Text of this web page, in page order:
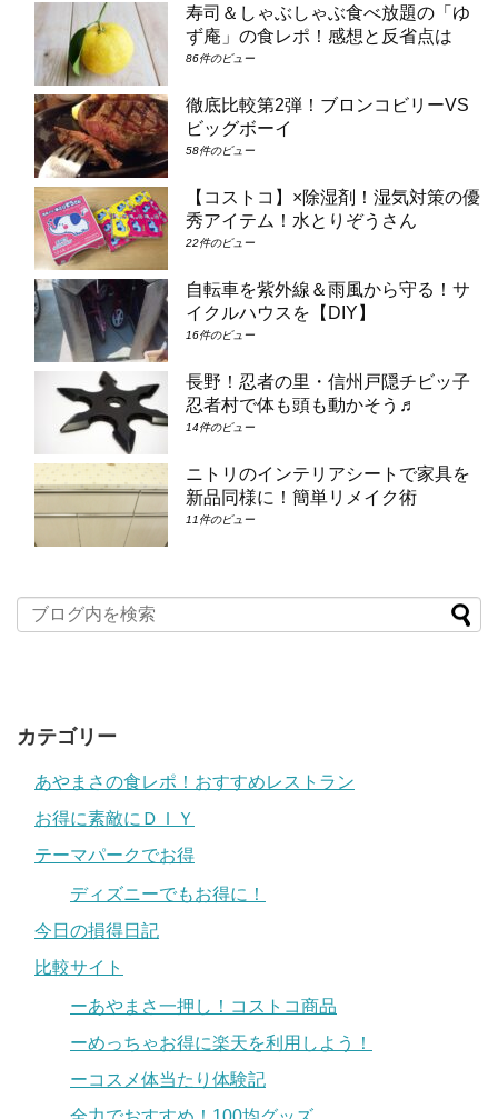
寿司＆しゃぶしゃぶ食べ放題の「ゆ
ず庵」の食レポ！感想と反省点は
86件のビュー
徹底比較第2弾！ブロンコビリーVS
ビッグボーイ
58件のビュー
【コストコ】×除湿剤！湿気対策の優
秀アイテム！水とりぞうさん
22件のビュー
自転車を紫外線＆雨風から守る！サ
イクルハウスを【DIY】
16件のビュー
長野！忍者の里・信州戸隠チビッ子
忍者村で体も頭も動かそう♬
14件のビュー
ニトリのインテリアシートで家具を
新品同様に！簡単リメイク術
11件のビュー
カテゴリー
あやまさの食レポ！おすすめレストラン
お得に素敵にＤＩＹ
テーマパークでお得
ディズニーでもお得に！
今日の損得日記
比較サイト
ーあやまさ一押し！コストコ商品
ーめっちゃお得に楽天を利用しよう！
ーコスメ体当たり体験記